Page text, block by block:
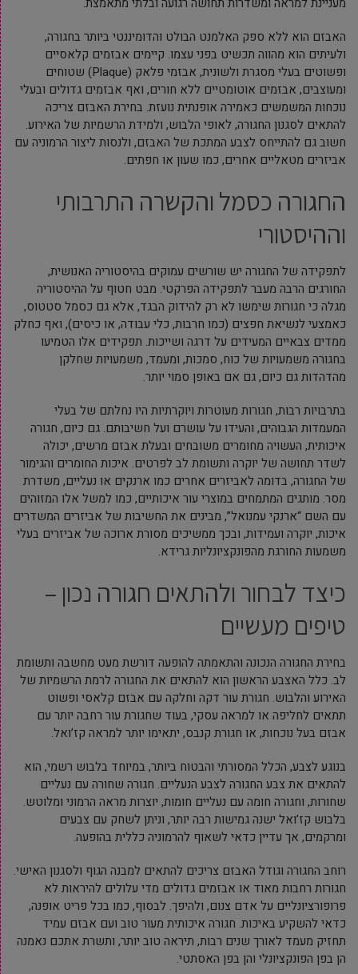
האבזם הוא ללא ספק האלמנט הבולט והדומיננטי ביותר בחגורה,
ולעיתים הוא מהווה תכשיט בפני עצמו. קיימים אבזמים קלאסיים
ופשוטים בעלי מסגרת ולשונית, אבזמי פלאק (Plaque) שטוחים
ומעוצבים, אבזמים אוטומטיים ללא חורים, ואף אבזמים גדולים ובעלי
נוכחות המשמשים כאמירה אופנתית נועזת. בחירת האבזם צריכה
להתאים לסגנון החגורה, לאופי הלבוש, ולמידת הרשמיות של האירוע.
חשוב גם להתייחס לצבע המתכת של האבזם, ולנסות ליצור הרמוניה עם
אביזרים מטאליים אחרים, כמו שעון או חפתים.
החגורה כסמל והקשרה התרבותי
וההיסטורי
לתפקידה של החגורה יש שורשים עמוקים בהיסטוריה האנושית,
החורגים הרבה מעבר לתפקידה הפרקטי. מבט חטוף על ההיסטוריה
מגלה כי חגורות שימשו לא רק להידוק הבגד, אלא גם כסמל סטטוס,
כאמצעי לנשיאת חפצים (כמו חרבות, כלי עבודה, או כיסים), ואף כחלק
ממדים צבאיים המעידים על דרגה ושייכות. תפקידים אלו הטמיעו
בחגורה משמעויות של כוח, סמכות, ומעמד, משמעויות שחלקן
מהדהדות גם כיום, גם אם באופן סמוי יותר.
בתרבויות רבות, חגורות מעוטרות ויוקרתיות היו נחלתם של בעלי
המעמדות הגבוהים, והעידו על עושרם ועל חשיבותם. גם כיום, חגורה
איכותית, העשויה מחומרים משובחים ובעלת אבזם מרשים, יכולה
לשדר תחושה של יוקרה ותשומת לב לפרטים. איכות החומרים והגימור
של החגורה, בדומה לאביזרים אחרים כמו ארנקים או נעליים, משדרת
מסר. מותגים המתמחים במוצרי עור איכותיים, כמו למשל אלו המזוהים
עם השם “ארנקי עמנואל”, מבינים את החשיבות של אביזרים המשדרים
איכות, יוקרה ועמידות, ובכך ממשיכים מסורת ארוכה של אביזרים בעלי
משמעות החורגת מהפונקציונליות גרידא.
כיצד לבחור ולהתאים חגורה נכון –
טיפים מעשיים
בחירת החגורה הנכונה והתאמתה להופעה דורשת מעט מחשבה ותשומת
לב. כלל האצבע הראשון הוא להתאים את החגורה לרמת הרשמיות של
האירוע והלבוש. חגורת עור דקה וחלקה עם אבזם קלאסי ופשוט
תתאים לחליפה או למראה עסקי, בעוד שחגורת עור רחבה יותר עם
אבזם בעל נוכחות, או חגורת קנבס, יתאימו יותר למראה קז’ואל.
בנוגע לצבע, הכלל המסורתי והבטוח ביותר, במיוחד בלבוש רשמי, הוא
להתאים את צבע החגורה לצבע הנעליים. חגורה שחורה עם נעליים
שחורות, וחגורה חומה עם נעליים חומות, יוצרות מראה הרמוני ומלוטש.
בלבוש קז’ואל ישנה גמישות רבה יותר, וניתן לשחק עם צבעים
ומרקמים, אך עדיין כדאי לשאוף להרמוניה כללית בהופעה.
רוחב החגורה וגודל האבזם צריכים להתאים למבנה הגוף ולסגנון האישי.
חגורות רחבות מאוד או אבזמים גדולים מדי עלולים להיראות לא
פרופורציונליים על אדם צנום, ולהיפך. לבסוף, כמו בכל פריט אופנה,
כדאי להשקיע באיכות. חגורה איכותית מעור טוב ועם אבזם עמיד
תחזיק מעמד לאורך שנים רבות, תיראה טוב יותר, ותשרת אתכם נאמנה
הן בפן הפונקציונלי והן בפן האסתטי.